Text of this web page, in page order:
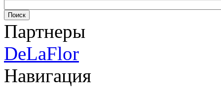
Партнеры
DeLaFlor
Навигация